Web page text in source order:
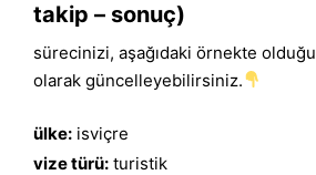
takip – sonuç)
sürecinizi, aşağıdaki örnekte
olarak güncelleyebilirsiniz.
ülke: isviçre
vize türü: turistik